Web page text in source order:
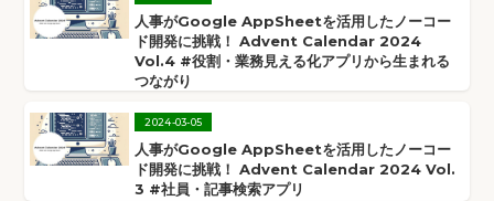
人事がGoogle AppSheetを活用したノーコー
ド開発に挑戦！ Advent Calendar 2024
Vol.4 #役割・業務見える化アプリから生まれる
つながり
2024-03-05
人事がGoogle AppSheetを活用したノーコー
ド開発に挑戦！ Advent Calendar 2024 Vol.
3 #社員・記事検索アプリ